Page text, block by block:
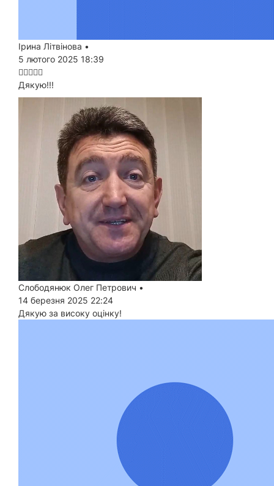
Ірина Літвінова •
5 лютого 2025 18:39
Дякую!!!
Слободянюк Олег Петрович •
14 березня 2025 22:24
Дякую за високу оцінку!